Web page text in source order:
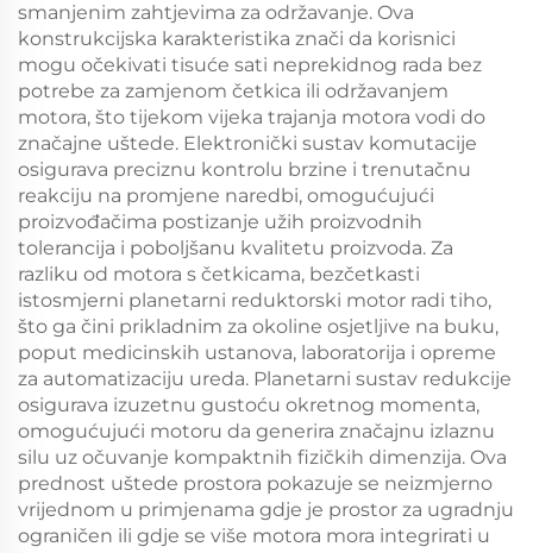
smanjenim zahtjevima za održavanje. Ova
konstrukcijska karakteristika znači da korisnici
mogu očekivati tisuće sati neprekidnog rada bez
potrebe za zamjenom četkica ili održavanjem
motora, što tijekom vijeka trajanja motora vodi do
značajne uštede. Elektronički sustav komutacije
osigurava preciznu kontrolu brzine i trenutačnu
reakciju na promjene naredbi, omogućujući
proizvođačima postizanje užih proizvodnih
tolerancija i poboljšanu kvalitetu proizvoda. Za
razliku od motora s četkicama, bezčetkasti
istosmjerni planetarni reduktorski motor radi tiho,
što ga čini prikladnim za okoline osjetljive na buku,
poput medicinskih ustanova, laboratorija i opreme
za automatizaciju ureda. Planetarni sustav redukcije
osigurava izuzetnu gustoću okretnog momenta,
omogućujući motoru da generira značajnu izlaznu
silu uz očuvanje kompaktnih fizičkih dimenzija. Ova
prednost uštede prostora pokazuje se neizmjerno
vrijednom u primjenama gdje je prostor za ugradnju
ograničen ili gdje se više motora mora integrirati u